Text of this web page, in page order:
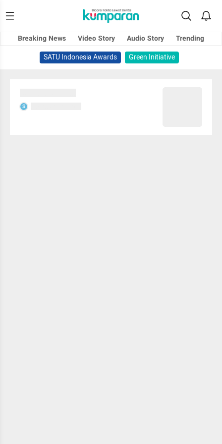
Breaking News Video Story Audio Story
Trending
SATU Indonesia Awards
Green Initiative
S